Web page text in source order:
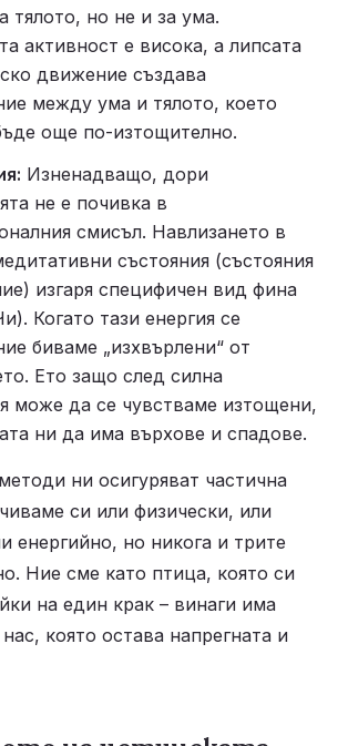
тялото, но не и за ума.
активност е висока, а липсата
движение създава
между ума и тялото, което
още по-изтощително.
Изненадващо, дори
не е почивка в
смисъл. Навлизането в
състояния (състояния
изгаря специфичен вид фина
Когато тази енергия се
биваме „изхвърлени“ от
Ето защо след силна
може да се чувстваме изтощени,
ни да има върхове и спадове.
ни осигуряват частична
си или физически, или
енергийно, но никога и трите
Ние сме като птица, която си
на един крак – винаги има
която остава напрегната и